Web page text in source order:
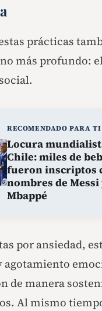
prácticas
más profundo:
RECOMENDADO PARA TI
Locura
Chile: miles de
fueron inscriptos
nombres de Messi
Mbappé
por ansiedad,
agotamiento
de manera
Al mismo